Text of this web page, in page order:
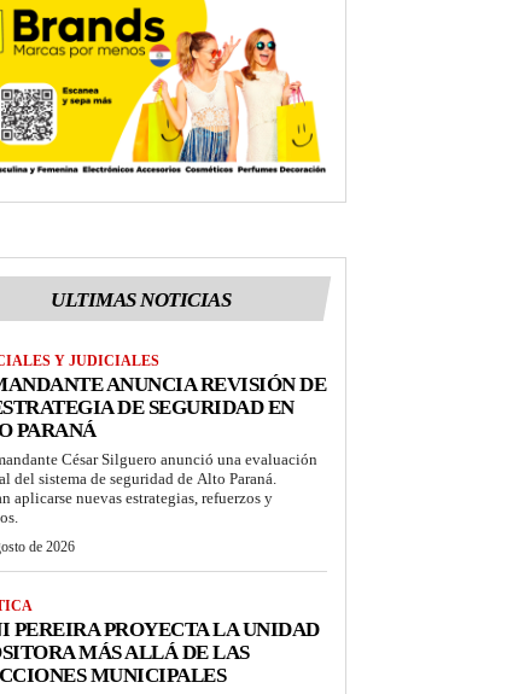
ULTIMAS NOTICIAS
Y JUDICIALES
ANUNCIA REVISIÓN DE
DE SEGURIDAD EN
PARANÁ
César Silguero anunció una evaluación
del sistema de seguridad de Alto Paraná.
aplicarse nuevas estrategias, refuerzos y
de 2026
PEREIRA PROYECTA LA UNIDAD
MÁS ALLÁ DE LAS
MUNICIPALES